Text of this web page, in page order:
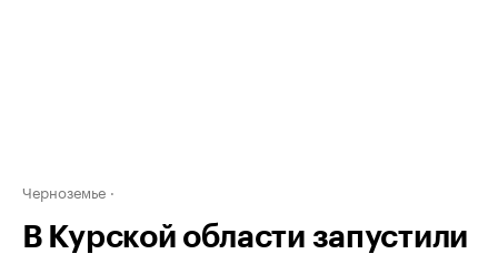
Черноземье
В Курской области запустили